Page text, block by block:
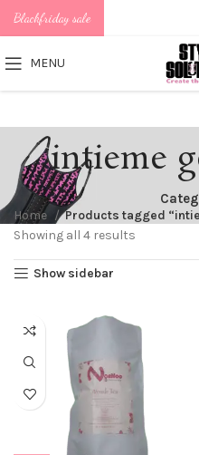
MENU
intieme
Home
Products tagged
Showing all 4 results
Show sidebar
Blackfriday sale